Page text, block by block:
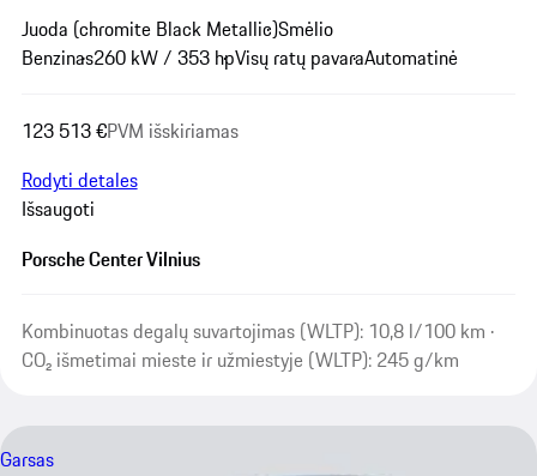
Juoda (chromite Black Metallic)Smėlio
Benzinas260 kW / 353 hpVisų ratų pavaraAutomatinė
123 513 €PVM išskiriamas
Rodyti detales
Išsaugoti
Porsche Center Vilnius
Kombinuotas degalų suvartojimas (WLTP): 10,8 l/100 km ·
CO₂ išmetimai mieste ir užmiestyje (WLTP): 245 g/km
Garsas